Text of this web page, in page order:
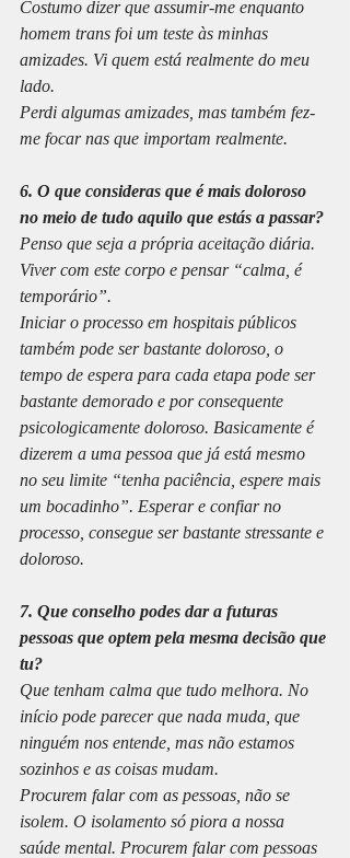
Costumo dizer que assumir-me enquanto
homem trans foi um teste às minhas
amizades. Vi quem está realmente do meu
lado.
Perdi algumas amizades, mas também fez-
me focar nas que importam realmente.
6. O que consideras que é mais doloroso
no meio de tudo aquilo que estás a passar?
Penso que seja a própria aceitação diária.
Viver com este corpo e pensar “calma, é
temporário”.
Iniciar o processo em hospitais públicos
também pode ser bastante doloroso, o
tempo de espera para cada etapa pode ser
bastante demorado e por consequente
psicologicamente doloroso. Basicamente é
dizerem a uma pessoa que já está mesmo
no seu limite “tenha paciência, espere mais
um bocadinho”. Esperar e confiar no
processo, consegue ser bastante stressante e
doloroso.
7. Que conselho podes dar a futuras
pessoas que optem pela mesma decisão que
tu?
Que tenham calma que tudo melhora. No
início pode parecer que nada muda, que
ninguém nos entende, mas não estamos
sozinhos e as coisas mudam.
Procurem falar com as pessoas, não se
isolem. O isolamento só piora a nossa
saúde mental. Procurem falar com pessoas